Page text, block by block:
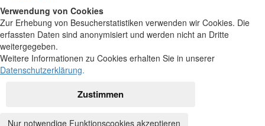
Verwendung von Cookies
Zur Erhebung von Besucherstatistiken verwenden wir Cookies. Die
erfassten Daten sind anonymisiert und werden nicht an Dritte
weitergegeben.
Weitere Informationen zu Cookies erhalten Sie in unserer
Datenschutzerklärung.
Zustimmen
Nur notwendige Funktionscookies akzeptieren